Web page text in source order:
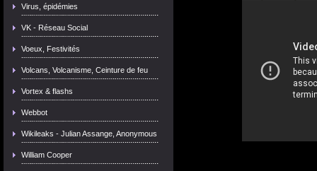
Virus, épidémies
VK - Réseau Social
Voeux, Festivités
Volcans, Volcanisme, Ceinture de feu
Vortex & flashs
Webbot
Wikileaks - Julian Assange, Anonymous
William Cooper